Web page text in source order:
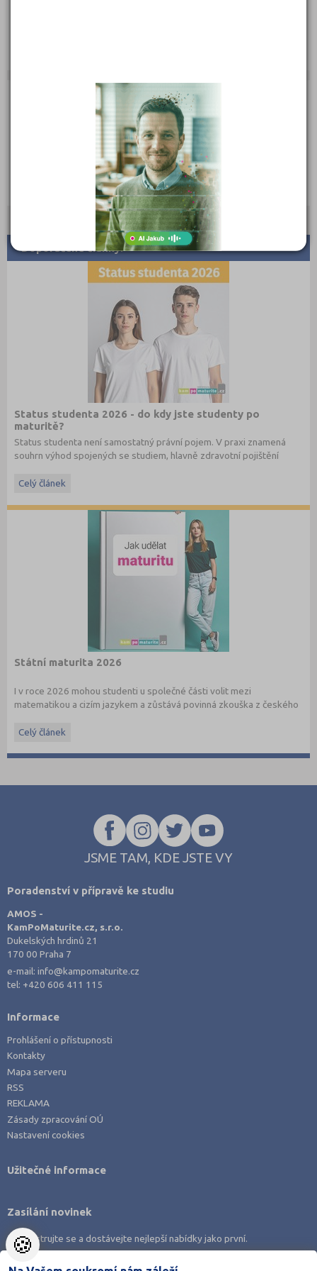
Doporučené články:
Status studenta 2026 - do kdy jste studenty po
maturitě?
Status studenta není samostatný právní pojem. V praxi znamená
souhrn výhod spojených se studiem, hlavně zdravotní pojištění
Celý článek
Státní maturita 2026
I v roce 2026 mohou studenti u společné části volit mezi
matematikou a cizím jazykem a zůstává povinná zkouška z českého
informacemi.
Celý článek
JSME TAM, KDE JSTE VY
Poradenství v přípravě ke studiu
AMOS -
KamPoMaturite.cz, s.r.o.
Dukelských hrdinů 21
170 00 Praha 7
e-mail:info@kampomaturite.cz
tel: +420 606 411 115
Informace
Prohlášení o přístupnosti
Kontakty
Mapa serveru
RSS
REKLAMA
Zásady zpracování OÚ
Nastavení cookies
Užitečné informace
Zasílání novinek
Zaregistrujte se a dostávejte nejlepší nabídky jako první.
🍪